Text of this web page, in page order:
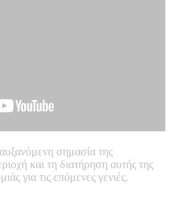
σημασία της
και τη διατήρηση αυτής της
για τις επόμενες γενιές.